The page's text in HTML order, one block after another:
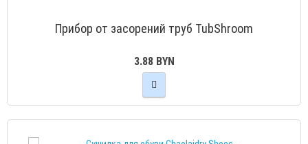
Прибор oт засорений труб TubShroom
3.88 BYN